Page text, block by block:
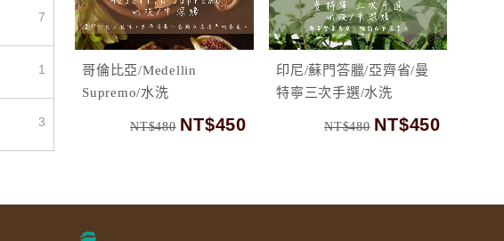
7
1
3
哥倫比亞/Medellin
Supremo/水洗
NT$480 NT$450
印尼/蘇門答臘/亞齊省/曼
特寧三次手選/水洗
NT$480 NT$450